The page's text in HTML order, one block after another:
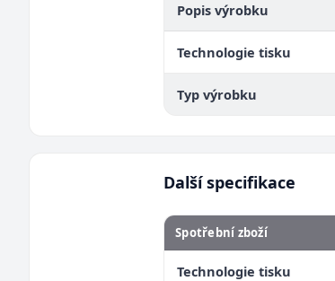
Popis výrobku
Technologie tisku
Typ výrobku
Další specifikace
Spotřební zboží
Technologie tisku